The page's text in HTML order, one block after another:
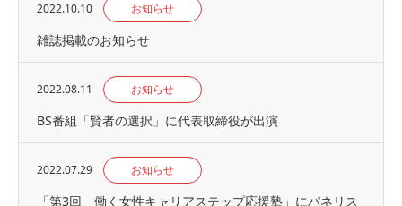
2022.10.10 お知らせ
雑誌掲載のお知らせ
2022.08.11 お知らせ
BS番組「賢者の選択」に代表取締役が出演
2022.07.29 お知らせ
「第3回 働く女性キャリアステップ応援塾」にパネリス